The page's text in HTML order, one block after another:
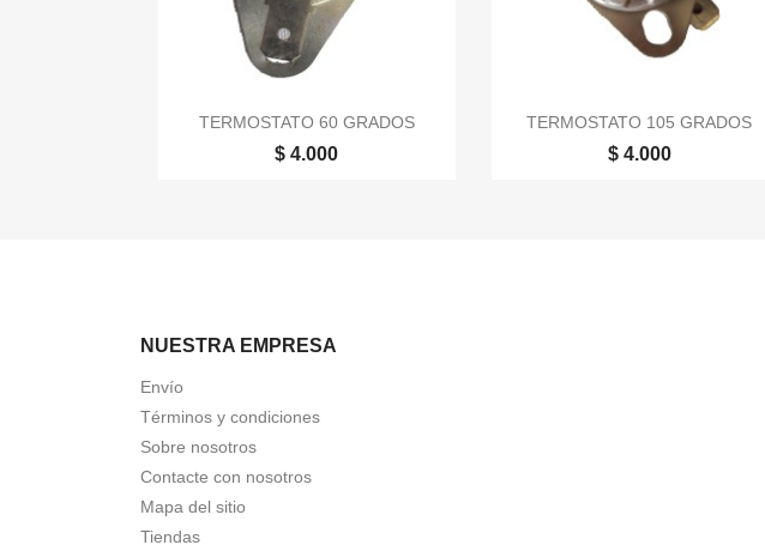
Vista rápida
TERMOSTATO 60 GRADOS
$ 4.000
Vista rápida
TERMOSTATO 105 GRADOS
$ 4.000
NUESTRA EMPRESA
Envío
Términos y condiciones
Sobre nosotros
Contacte con nosotros
Mapa del sitio
Tiendas